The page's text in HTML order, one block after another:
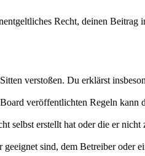
Recht, deinen Beitrag
verstoßen. Du erklärst
veröffentlichten Regeln
erstellt hat oder die er nicht
sind, dem Betreiber oder